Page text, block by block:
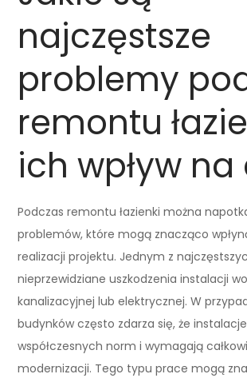
najczęstsze
problemy
remontu
ich wpływ na
Podczas remontu łazienki można
problemów, które mogą znacząco
realizacji projektu. Jednym z
nieprzewidziane uszkodzenia instalacji
kanalizacyjnej lub elektrycznej. W
budynków często zdarza się, że
współczesnych norm i wymagają
modernizacji. Tego typu prace mogą